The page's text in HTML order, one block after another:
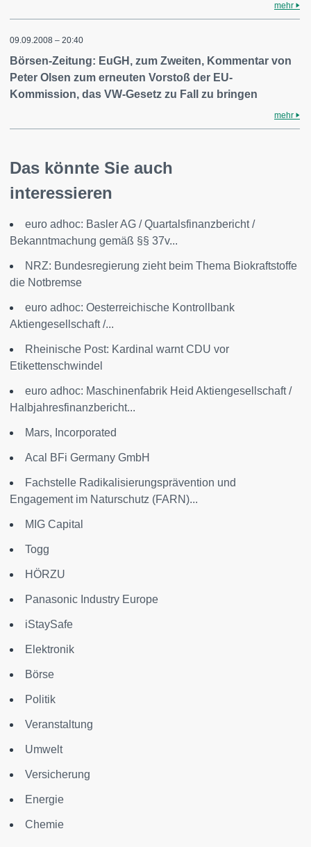
mehr
09.09.2008 – 20:40
Börsen-Zeitung: EuGH, zum Zweiten, Kommentar von
Peter Olsen zum erneuten Vorstoß der EU-
Kommission, das VW-Gesetz zu Fall zu bringen
mehr
Das könnte Sie auch
interessieren
euro adhoc: Basler AG / Quartalsfinanzbericht /
Bekanntmachung gemäß §§ 37v...
NRZ: Bundesregierung zieht beim Thema Biokraftstoffe
die Notbremse
euro adhoc: Oesterreichische Kontrollbank
Aktiengesellschaft /...
Rheinische Post: Kardinal warnt CDU vor
Etikettenschwindel
euro adhoc: Maschinenfabrik Heid Aktiengesellschaft /
Halbjahresfinanzbericht...
Mars, Incorporated
Acal BFi Germany GmbH
Fachstelle Radikalisierungsprävention und
Engagement im Naturschutz (FARN)...
MIG Capital
Togg
HÖRZU
Panasonic Industry Europe
iStaySafe
Elektronik
Börse
Politik
Veranstaltung
Umwelt
Versicherung
Energie
Chemie